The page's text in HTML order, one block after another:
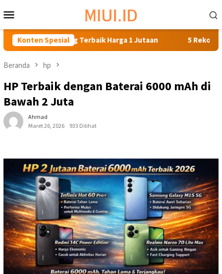
ke
kontenMobile
Konten Spesial
Gaming Terbaik Harga 1 Jutaan 5 Rekomendasi
Beranda hp
HP Terbaik dengan Baterai 6000 mAh di
Bawah 2 Juta
Ahmad
Maret 26, 2026
933 Dilihat